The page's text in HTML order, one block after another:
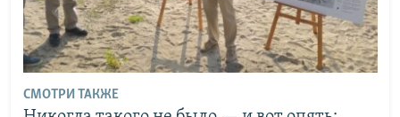
СМОТРИ ТАКЖЕ